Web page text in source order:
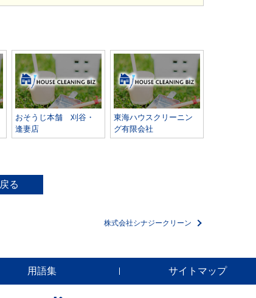
おそうじ本舗 刈谷・
逢妻店
東海ハウスクリーニン
グ有限会社
戻る
株式会社シナジークリーン
用語集 サイトマップ